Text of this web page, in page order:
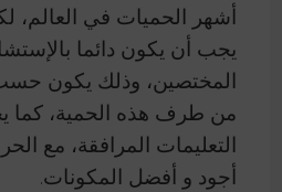
أشهر الحميات في العالم،
يجب أن يكون دائما
المختصين، وذلك يكون
من طرف هذه الحمية، كما
التعليمات المرافقة، مع
أجود و أفضل المكونات.